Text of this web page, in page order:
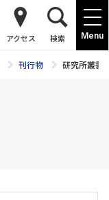
Menu
アクセス 検索
刊行物 研究所叢書